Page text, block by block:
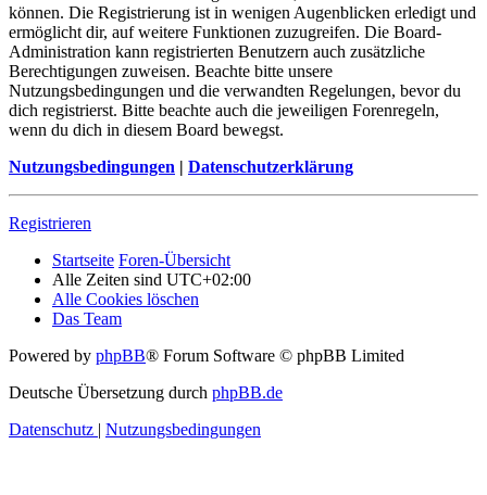
können. Die Registrierung ist in wenigen Augenblicken erledigt und
ermöglicht dir, auf weitere Funktionen zuzugreifen. Die Board-
Administration kann registrierten Benutzern auch zusätzliche
Berechtigungen zuweisen. Beachte bitte unsere
Nutzungsbedingungen und die verwandten Regelungen, bevor du
dich registrierst. Bitte beachte auch die jeweiligen Forenregeln,
wenn du dich in diesem Board bewegst.
Nutzungsbedingungen | Datenschutzerklärung
Registrieren
Startseite Foren-Übersicht
Alle Zeiten sind UTC+02:00
Alle Cookies löschen
Das Team
Powered by phpBB® Forum Software © phpBB Limited
Deutsche Übersetzung durch phpBB.de
Datenschutz | Nutzungsbedingungen